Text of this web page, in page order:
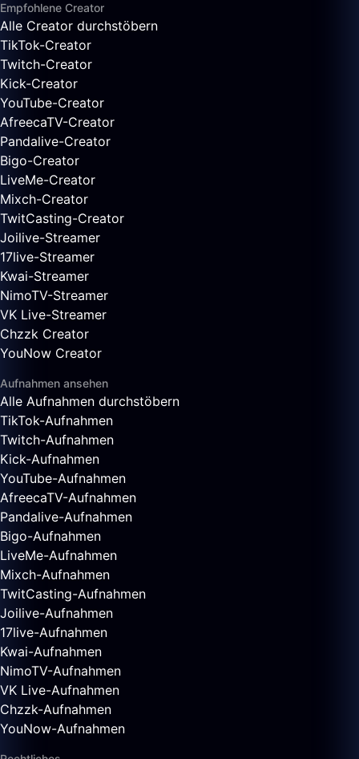
Empfohlene Creator
Alle Creator durchstöbern
TikTok-Creator
Twitch-Creator
Kick-Creator
YouTube-Creator
AfreecaTV-Creator
Pandalive-Creator
Bigo-Creator
LiveMe-Creator
Mixch-Creator
TwitCasting-Creator
Joilive-Streamer
17live-Streamer
Kwai-Streamer
NimoTV-Streamer
VK Live-Streamer
Chzzk Creator
YouNow Creator
Aufnahmen ansehen
Alle Aufnahmen durchstöbern
TikTok-Aufnahmen
Twitch-Aufnahmen
Kick-Aufnahmen
YouTube-Aufnahmen
AfreecaTV-Aufnahmen
Pandalive-Aufnahmen
Bigo-Aufnahmen
LiveMe-Aufnahmen
Mixch-Aufnahmen
TwitCasting-Aufnahmen
Joilive-Aufnahmen
17live-Aufnahmen
Kwai-Aufnahmen
NimoTV-Aufnahmen
VK Live-Aufnahmen
Chzzk-Aufnahmen
YouNow-Aufnahmen